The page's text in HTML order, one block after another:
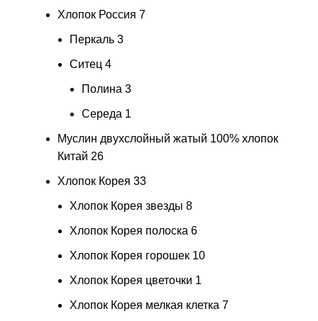
Хлопок Россия 7
Перкаль 3
Ситец 4
Полина 3
Середа 1
Муслин двухслойный жатый 100% хлопок
Китай 26
Хлопок Корея 33
Хлопок Корея звезды 8
Хлопок Корея полоска 6
Хлопок Корея горошек 10
Хлопок Корея цветочки 1
Хлопок Корея мелкая клетка 7